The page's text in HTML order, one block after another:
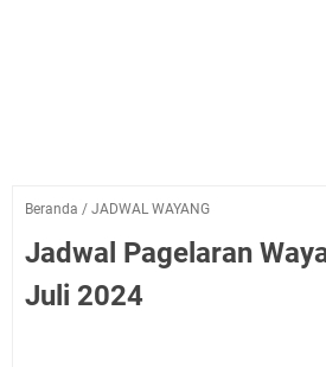
Beranda / JADWAL WAYANG
Jadwal Pagelaran
Juli 2024